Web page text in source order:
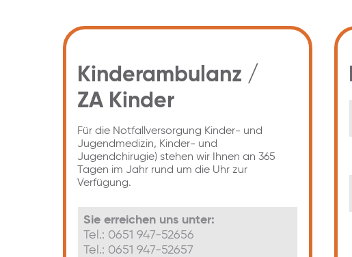
Kinderambulanz /
ZA Kinder
Für die Notfallversorgung Kinder- und
Jugendmedizin, Kinder- und
Jugendchirugie) stehen wir Ihnen an 365
Tagen im Jahr rund um die Uhr zur
Verfügung.
Sie erreichen uns unter:
Tel.: 0651 947-52656
Tel.: 0651 947-52657